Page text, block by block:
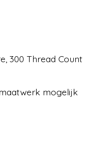
300 Thread Count
mogelijk